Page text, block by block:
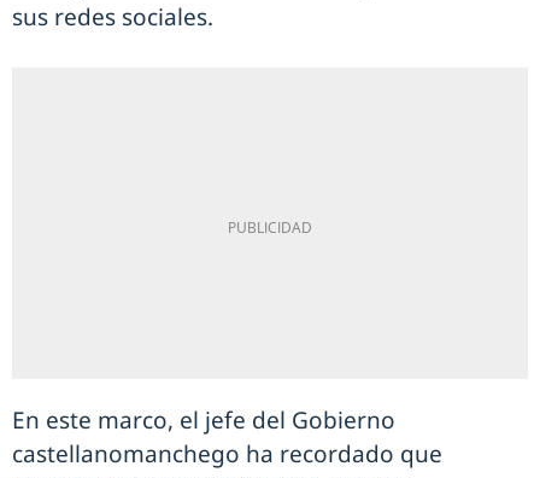
sus redes sociales.
En este marco, el jefe del Gobierno
castellanomanchego ha recordado que